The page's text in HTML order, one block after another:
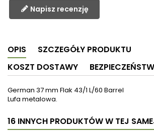
Napisz recenzję
OPIS
SZCZEGÓŁY PRODUKTU
KOSZT DOSTAWY
German 37 mm Flak 43/1 L/60 Barrel
Lufa metalowa.
16 INNYCH PRODUKTÓW W TEJ